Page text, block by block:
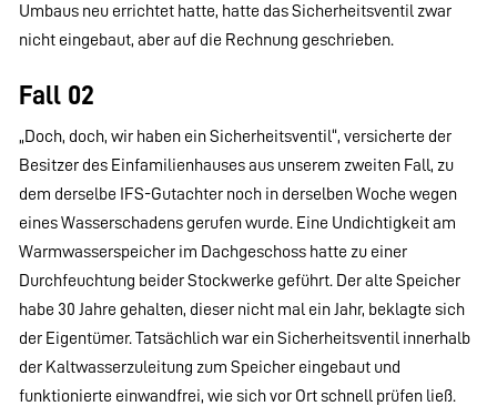
Umbaus neu errichtet hatte, hatte das Sicherheitsventil zwar
nicht eingebaut, aber auf die Rechnung geschrieben.
Fall 02
„Doch, doch, wir haben ein Sicherheitsventil“, versicherte der
Besitzer des Einfamilienhauses aus unserem zweiten Fall, zu
dem derselbe IFS-Gutachter noch in derselben Woche wegen
eines Wasserschadens gerufen wurde. Eine Undichtigkeit am
Warmwasserspeicher im Dachgeschoss hatte zu einer
Durchfeuchtung beider Stockwerke geführt. Der alte Speicher
habe 30 Jahre gehalten, dieser nicht mal ein Jahr, beklagte sich
der Eigentümer. Tatsächlich war ein Sicherheitsventil innerhalb
der Kaltwasserzuleitung zum Speicher eingebaut und
funktionierte einwandfrei, wie sich vor Ort schnell prüfen ließ.